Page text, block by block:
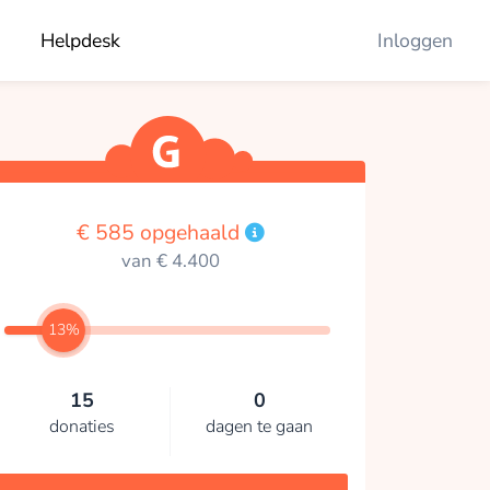
Helpdesk Inloggen
€ 585 opgehaald
van € 4.400
13%
15
donaties
0
dagen te gaan